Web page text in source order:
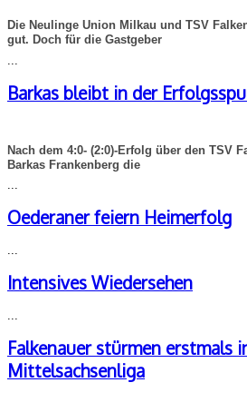
Die Neulinge Union Milkau und TSV
gut. Doch für die Gastgeber
Barkas bleibt in der
Nach dem 4:0- (2:0)-Erfolg über den TSV
Barkas Frankenberg die
...
Oederaner feiern Heimerfolg
...
Intensives Wiedersehen
...
Falkenauer stürmen erstmals
Mittelsachsenliga